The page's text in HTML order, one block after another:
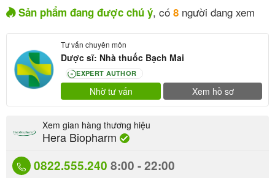
Sản phẩm đang được chú ý, có 8 người đang xem
Tư vấn chuyên môn
Dược sĩ: Nhà thuốc Bạch Mai
80 EXPERT AUTHOR
Nhờ tư vấn Xem hồ sơ
0822.555.240 8:00 - 22:00
Xem gian hàng thương hiệu
Hera Biopharm